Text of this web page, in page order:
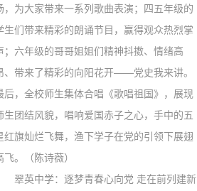
，为大家带来一系列歌曲表演；四五年级的
生们带来精彩的朗诵节目，赢得观众热烈掌
；六年级的哥哥姐姐们精神抖擞、情绪高
、带来了精彩的向阳花开——党史我来讲。
后，全校师生集体合唱《歌唱祖国》，展现
生团结风貌，唱响爱国赤子之心，手中的五
红旗灿烂飞舞，渔下学子在党的引领下展翅
飞。（陈诗薇）
翠英中学： 逐梦青春心向党 走在前列建新